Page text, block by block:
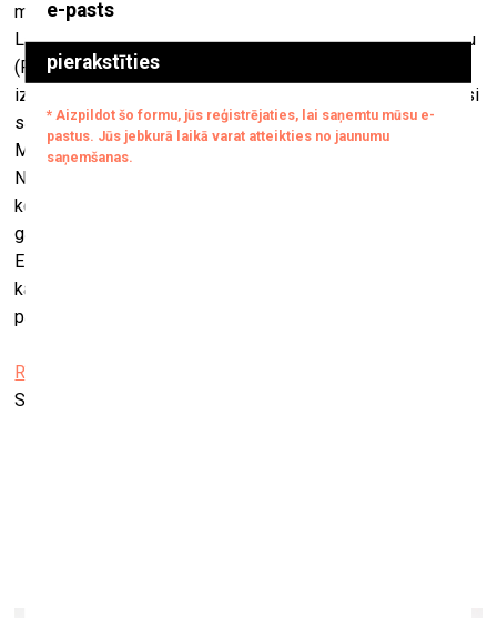
mantojuma interpretācijas. Viņa ir pirmā māksliniece no
Latvijas, kura absolvējusi prestižo Karalisko Rokdarbu skolu
(Royal School of Needlework) Londonā ar bakalaura grādu
izšūšanā ar roku. Kopš studiju pabeigšanas Elīza ir attīstījusi
savu radošo praksi Latvijā, dibinot zīmolu “studio Elīza
Māra” un aktīvi darbojas kā māksliniece un pasniedzēja.
Nozīmīgākie viņas līdzšinējie projekti ietver Līgo karoga
kopijas izveidi Dziesmu svētku 150. gadadienai un drīzumā
gaidāmo mākslas rezidenci Tokijā “Expo 2025” ietvaros.
Elīza ir uzņemta Mikelangelo fonda Homo Faber ceļvedī,
kas izceļ izcilākos amatniecības un dizaina pārstāvjus
pasaulē.
Rīgas Centrālās bibliotēkas Pļavnieku filiālbibliotēka
Salnas iela 8, Rīga